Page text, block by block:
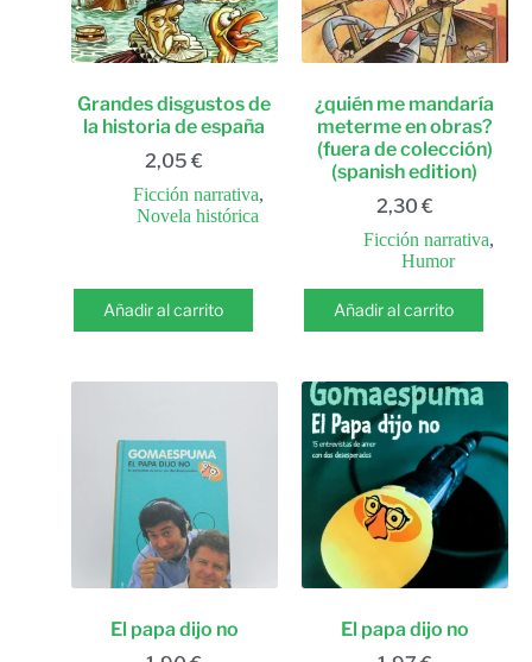
Grandes disgustos de
la historia de españa
2,05€
Ficción narrativa,
Novela histórica
Añadir al carrito
¿quién me mandaría
meterme en obras?
(fuera de colección)
(spanish edition)
2,30 €
Ficción narrativa,
Humor
Añadir al carrito
El papa dijo no
El papa dijo no